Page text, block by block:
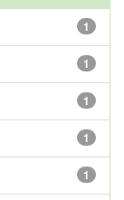
1
1
1
1
1